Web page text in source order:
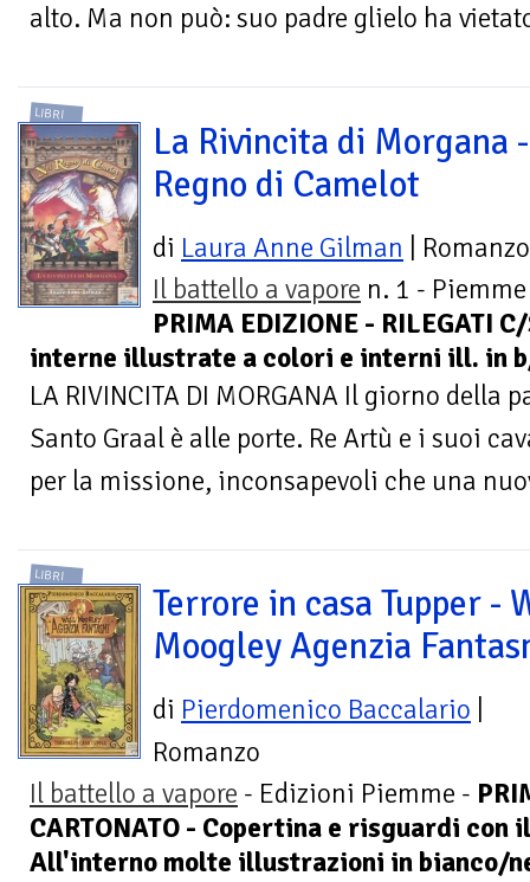
alto. Ma non può: suo padre glielo ha
LIBRI
La Rivincita di Morgana
Regno di Camelot
di Laura Anne Gilman | Romanzo
Il battello a vapore n. 1 -
PRIMA EDIZIONE - RILEGATI
interne illustrate a colori e interni ill. in
LA RIVINCITA DI MORGANA Il giorno della
Santo Graal è alle porte. Re Artù e i suoi
per la missione, inconsapevoli che una
LIBRI
Terrore in casa Tupper -
Moogley Agenzia
di Pierdomenico Baccalario
Romanzo
Il battello a vapore - Edizioni Piemme -
CARTONATO - Copertina e risguardi
All'interno molte illustrazioni in bianco/